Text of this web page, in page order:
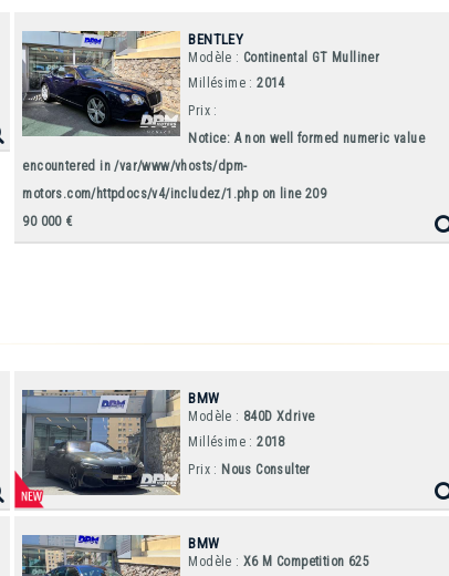
BENTLEY
Modèle : Continental GT Mulliner
Millésime :2014
Prix :
Notice: A non well formed numeric value
encountered in/var/www/vhosts/dpm-
motors.com/httpdocs/v4/includez/1.phpon line 209
90 000 €
BMW
Modèle : 840D Xdrive
Millésime :2018
Prix : Nous Consulter
BMW
Modèle : X6 M Competition 625